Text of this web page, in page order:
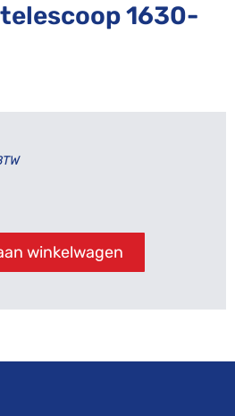
1630-
winkelwagen